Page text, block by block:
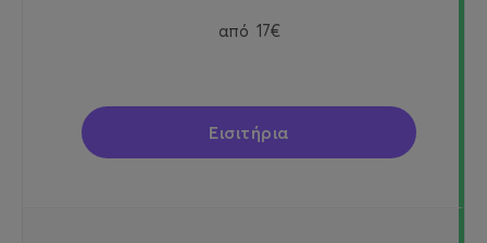
από 17€
Εισιτήρια